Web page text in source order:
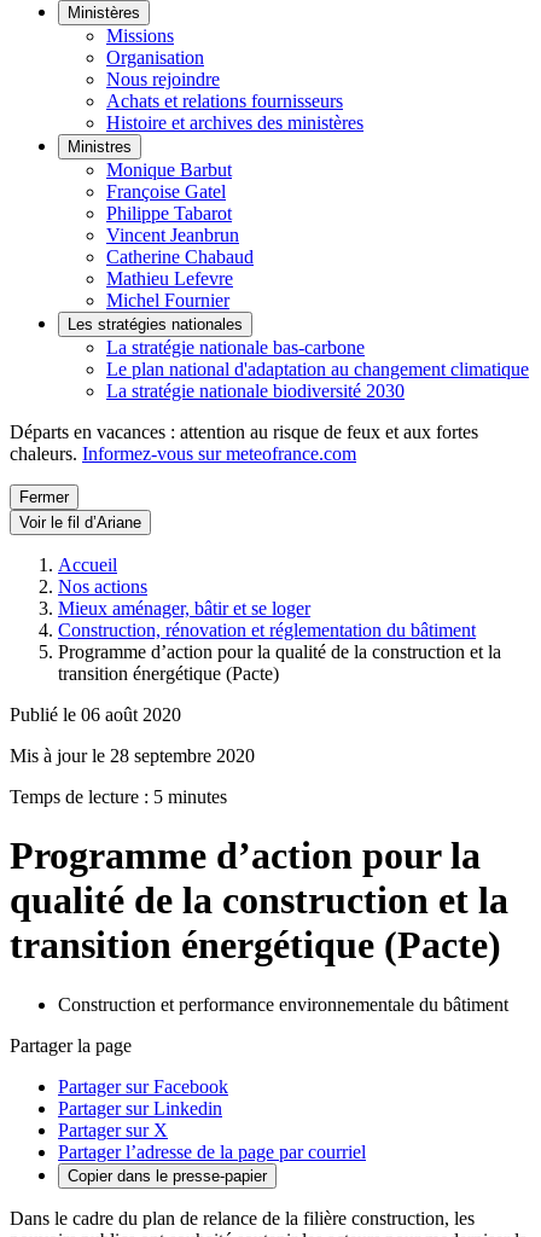
Ministères
Missions
Organisation
Nous rejoindre
Achats et relations fournisseurs
Histoire et archives des ministères
Ministres
Monique Barbut
Françoise Gatel
Philippe Tabarot
Vincent Jeanbrun
Catherine Chabaud
Mathieu Lefevre
Michel Fournier
Les stratégies nationales
La stratégie nationale bas-carbone
Le plan national d'adaptation au changement climatique
La stratégie nationale biodiversité 2030
Départs en vacances : attention au risque de feux et aux fortes
chaleurs. Informez-vous sur meteofrance.com
Fermer
Voir le fil d’Ariane
Accueil
Nos actions
Mieux aménager, bâtir et se loger
Construction, rénovation et réglementation du bâtiment
Programme d’action pour la qualité de la construction et la
transition énergétique (Pacte)
Publié le 06 août 2020
Mis à jour le 28 septembre 2020
Temps de lecture : 5 minutes
Programme d’action pour la
qualité de la construction et la
transition énergétique (Pacte)
Construction et performance environnementale du bâtiment
Partager la page
Partager sur Facebook
Partager sur Linkedin
Partager sur X
Partager l’adresse de la page par courriel
Copier dans le presse-papier
Dans le cadre du plan de relance de la filière construction, les